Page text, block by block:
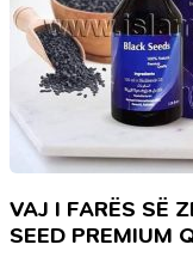
VAJ I FARËS SË
SEED PREMIUM